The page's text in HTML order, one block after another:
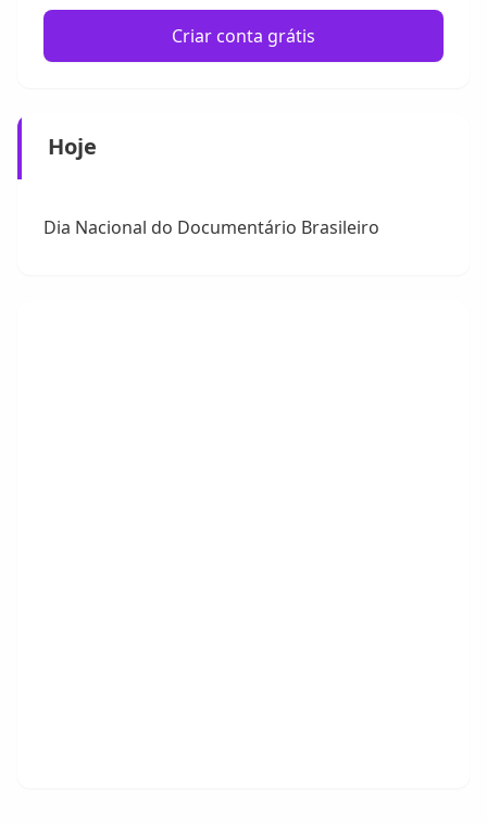
Criar conta grátis
Hoje
Dia Nacional do Documentário Brasileiro